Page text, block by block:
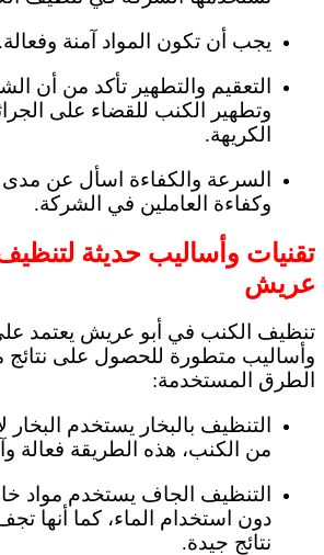
يجب أن تكون المواد آمنة وفعالة.
التعقيم والتطهير تأكد من أن
وتطهير الكنب للقضاء على
الكريهة.
السرعة والكفاءة اسأل عن
وكفاءة العاملين في الشركة.
تقنيات وأساليب حديثة
عريش
تنظيف الكنب في أبو عريش يعتمد
وأساليب متطورة للحصول على نتائج
الطرق المستخدمة:
التنظيف بالبخار يستخدم البخار
من الكنب، هذه الطريقة فعالة
التنظيف الجاف يستخدم مواد
دون استخدام الماء، كما أنها
نتائج جيدة.